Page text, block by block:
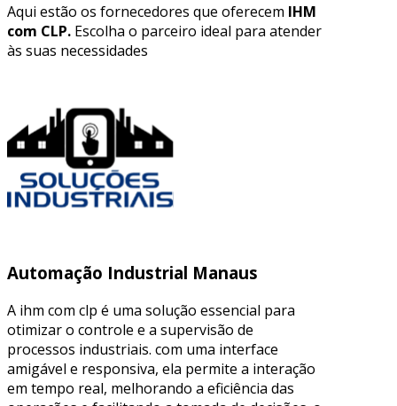
Aqui estão os fornecedores que oferecem IHM
com CLP. Escolha o parceiro ideal para atender
às suas necessidades
Automação Industrial Manaus
A ihm com clp é uma solução essencial para
otimizar o controle e a supervisão de
processos industriais. com uma interface
amigável e responsiva, ela permite a interação
em tempo real, melhorando a eficiência das